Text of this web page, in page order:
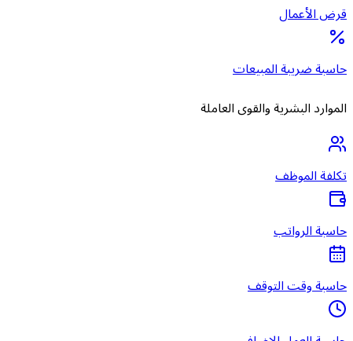
قرض الأعمال
حاسبة ضريبة المبيعات
الموارد البشرية والقوى العاملة
تكلفة الموظف
حاسبة الرواتب
حاسبة وقت التوقف